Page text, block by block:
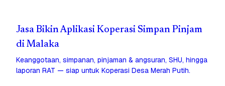
Jasa Bikin Aplikasi Koperasi Simpan Pinjam
di Malaka
Keanggotaan, simpanan, pinjaman & angsuran, SHU, hingga
laporan RAT — siap untuk Koperasi Desa Merah Putih.